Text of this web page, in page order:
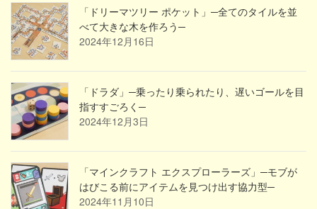
「ドリーマツリー ポケット」─全てのタイルを並
べて大きな木を作ろう─
2024年12月16日
「ドラダ」─乗ったり乗られたり、遅いゴールを目
指すすごろく─
2024年12月3日
「マインクラフト エクスプローラーズ」─モブが
はびこる前にアイテムを見つけ出す協力型─
2024年11月10日